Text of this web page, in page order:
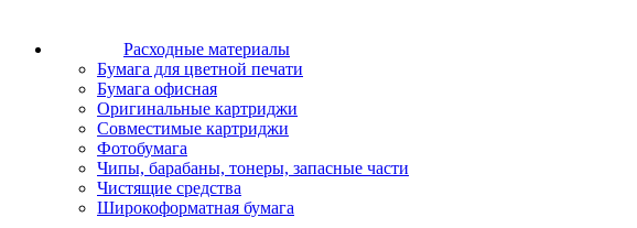
Расходные материалы
Бумага для цветной печати
Бумага офисная
Оригинальные картриджи
Совместимые картриджи
Фотобумага
Чипы, барабаны, тонеры, запасные части
Чистящие средства
Широкоформатная бумага